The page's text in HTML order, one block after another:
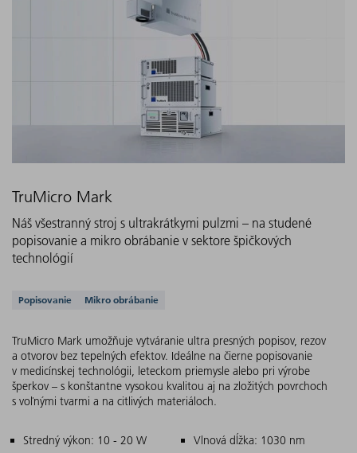
TruMicro Mark
Náš všestranný stroj s ultrakrátkymi pulzmi – na studené
popisovanie a mikro obrábanie v sektore špičkových
technológií
Podporované aplikácie
Popisovanie Mikro obrábanie
TruMicro Mark umožňuje vytváranie ultra presných popisov, rezov
a otvorov bez tepelných efektov. Ideálne na čierne popisovanie
v medicínskej technológii, leteckom priemysle alebo pri výrobe
šperkov – s konštantne vysokou kvalitou aj na zložitých povrchoch
s voľnými tvarmi a na citlivých materiáloch.
Hlavné znaky
Stredný výkon: 10 - 20 W
Vlnová dĺžka: 1030 nm